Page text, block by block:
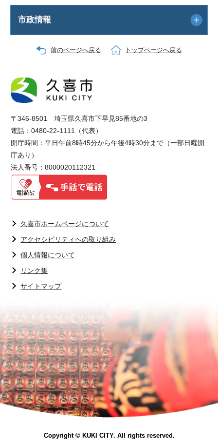
市政情報
前のページへ戻る トップページへ戻る
〒346-8501 埼玉県久喜市下早見85番地の3
電話：0480-22-1111（代表）
開庁時間：平日午前8時45分から午後4時30分まで（一部日曜開
庁あり）
法人番号：8000020112321
久喜市ホームページについて
アクセシビリティへの取り組み
個人情報について
リンク集
サイトマップ
Copyright © KUKI CITY. All rights reserved.